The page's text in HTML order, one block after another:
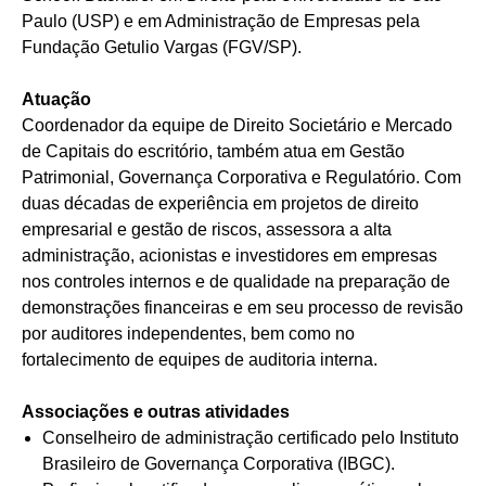
Paulo (USP) e em Administração de Empresas pela
Fundação Getulio Vargas (FGV/SP).
Atuação
Coordenador da equipe de Direito Societário e Mercado
de Capitais do escritório, também atua em Gestão
Patrimonial, Governança Corporativa e Regulatório. Com
duas décadas de experiência em projetos de direito
empresarial e gestão de riscos, assessora a alta
administração, acionistas e investidores em empresas
nos controles internos e de qualidade na preparação de
demonstrações financeiras e em seu processo de revisão
por auditores independentes, bem como no
fortalecimento de equipes de auditoria interna.
Associações e outras atividades
Conselheiro de administração certificado pelo Instituto
Brasileiro de Governança Corporativa (IBGC).